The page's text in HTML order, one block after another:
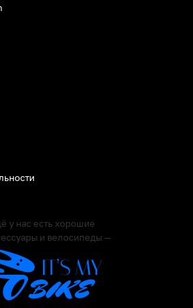
у нас есть хорошие
и велосипеды —